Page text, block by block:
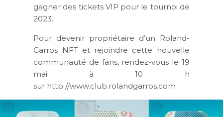
gagner des tickets VIP pour le tournoi de
2023.
Pour devenir propriétaire d’un Roland-
Garros NFT et rejoindre cette nouvelle
communauté de fans, rendez-vous le 19
mai à 10 h
sur http://www.club.rolandgarros.com